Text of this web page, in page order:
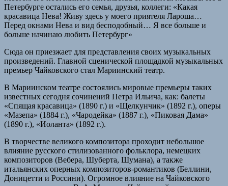
Петербурге остались его семья, друзья, коллеги: «Какая
красавица Нева! Живу здесь у моего приятеля Лароша…
Перед окнами Нева и вид бесподобный… Я все больше и
больше начинаю любить Петербург»
Сюда он приезжает для представления своих музыкальных
произведений. Главной сценической площадкой музыкальных
премьер Чайковского стал Мариинский театр.
В Мариинском театре состоялись мировые премьеры таких
известных сегодня сочинений Петра Ильича, как: балеты
«Спящая красавица» (1890 г.) и «Щелкунчик» (1892 г.), оперы
«Мазепа» (1884 г.), «Чародейка» (1887 г.), «Пиковая Дама»
(1890 г.), «Иоланта» (1892 г.).
В творчестве великого композитора проходит небольшое
влияние русского стилизованного фольклора, немецких
композиторов (Вебера, Шуберта, Шумана), а также
итальянских оперных композиторов-романтиков (Беллини,
Доницетти и Россини). Огромное влияние на Чайковского